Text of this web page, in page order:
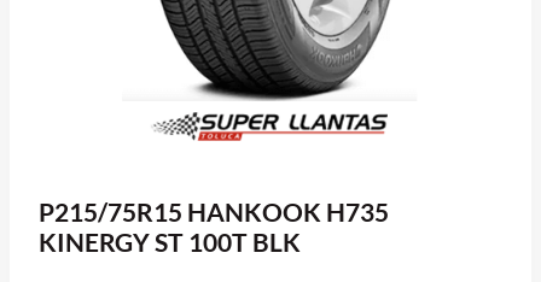
P215/75R15 HANKOOK H735
KINERGY ST 100T BLK